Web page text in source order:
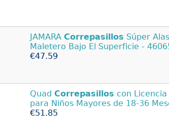
JAMARA Correpasillos Súper
Maletero Bajo El Superficie -
€47.59
Quad Correpasillos con Licencia
para Niños Mayores de 18-36
€51.85